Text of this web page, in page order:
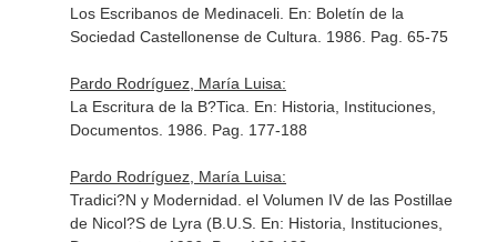
Los Escribanos de Medinaceli. En: Boletín de la
Sociedad Castellonense de Cultura . 1986. Pag. 65-75
Pardo Rodríguez, María Luisa:
La Escritura de la B?Tica. En: Historia, Instituciones,
Documentos. 1986. Pag. 177-188
Pardo Rodríguez, María Luisa:
Tradici?N y Modernidad. el Volumen IV de las Postillae
de Nicol?S de Lyra (B.U.S. En: Historia, Instituciones,